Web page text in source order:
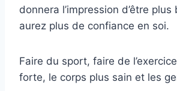
donnera l’impression d’être
aurez plus de confiance en soi.
Faire du sport, faire de
forte, le corps plus sain et les